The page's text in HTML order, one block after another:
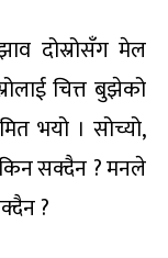
दोस्रोसँग मेल
चित्त बुझेको
भयो । सोच्यो,
सक्दैन ? मनले
?